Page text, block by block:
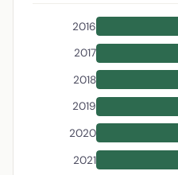
2016
2017
2018
2019
2020
2021